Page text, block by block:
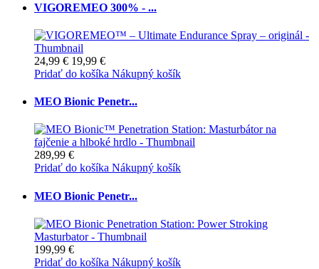
VIGOREMEO 300% - ...
24,99 € 19,99 €
Pridať do košíka Nákupný košík
MEO Bionic Penetr...
289,99 €
Pridať do košíka Nákupný košík
MEO Bionic Penetr...
199,99 €
Pridať do košíka Nákupný košík